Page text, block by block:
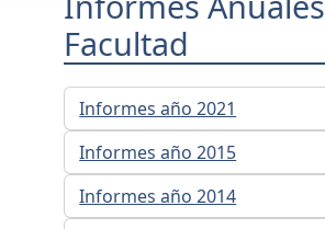
Facultad
Informes año 2021
Informes año 2015
Informes año 2014